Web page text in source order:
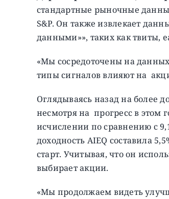
стандартные рыночные
S&P. Он также извлекает
данными»», таких как твиты,
«Мы сосредоточены на
типы сигналов влияют на
Оглядываясь назад на более
несмотря на прогресс в этом
исчислении по сравнению с
доходность AIEQ составила
старт. Учитывая, что он
выбирает акции.
«Мы продолжаем видеть